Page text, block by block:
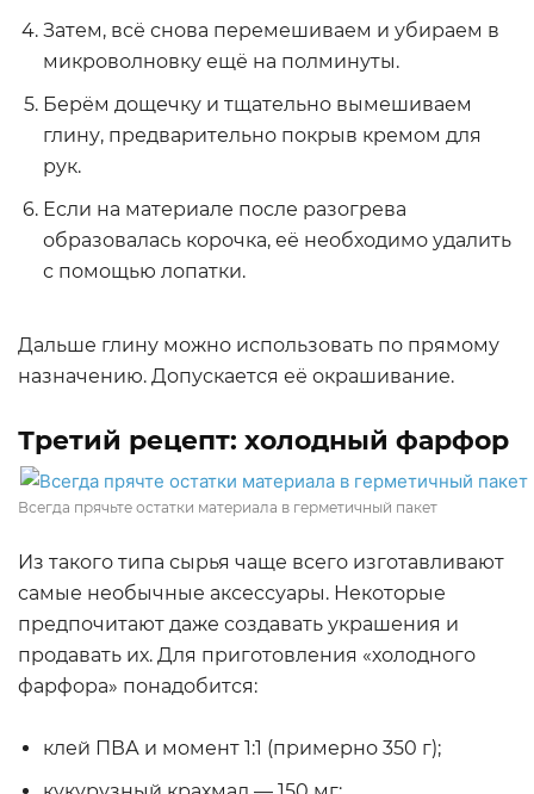
Затем, всё снова перемешиваем и убираем в
микроволновку ещё на полминуты.
Берём дощечку и тщательно вымешиваем
глину, предварительно покрыв кремом для
рук.
Если на материале после разогрева
образовалась корочка, её необходимо удалить
с помощью лопатки.
Дальше глину можно использовать по прямому
назначению. Допускается её окрашивание.
Третий рецепт: холодный фарфор
Всегда прячьте остатки материала в герметичный пакет
Из такого типа сырья чаще всего изготавливают
самые необычные аксессуары. Некоторые
предпочитают даже создавать украшения и
продавать их. Для приготовления «холодного
фарфора» понадобится:
клей ПВА и момент 1:1 (примерно 350 г);